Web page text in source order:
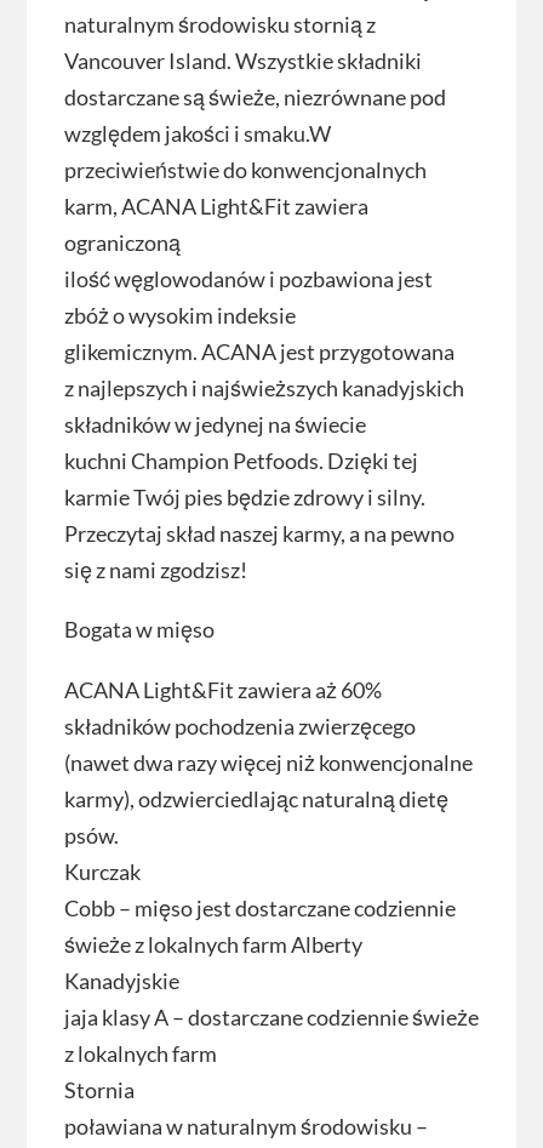
naturalnym środowisku stornią z
Vancouver Island. Wszystkie składniki
dostarczane są świeże, niezrównane pod
względem jakości i smaku.W
przeciwieństwie do konwencjonalnych
karm, ACANA Light&Fit zawiera
ograniczoną
ilość węglowodanów i pozbawiona jest
zbóż o wysokim indeksie
glikemicznym. ACANA jest przygotowana
z najlepszych i najświeższych kanadyjskich
składników w jedynej na świecie
kuchni Champion Petfoods. Dzięki tej
karmie Twój pies będzie zdrowy i silny.
Przeczytaj skład naszej karmy, a na pewno
się z nami zgodzisz!
Bogata w mięso
ACANA Light&Fit zawiera aż 60%
składników pochodzenia zwierzęcego
(nawet dwa razy więcej niż konwencjonalne
karmy), odzwierciedlając naturalną dietę
psów.
Kurczak
Cobb – mięso jest dostarczane codziennie
świeże z lokalnych farm Alberty
Kanadyjskie
jaja klasy A – dostarczane codziennie świeże
z lokalnych farm
Stornia
poławiana w naturalnym środowisku –